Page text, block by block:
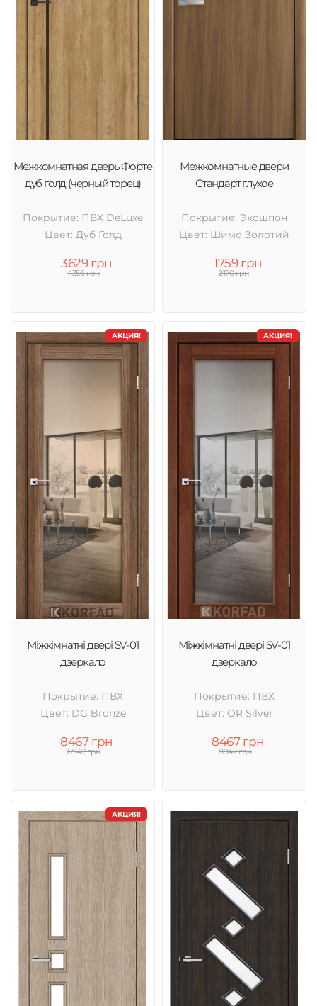
Межкомнатная дверь Форте
дуб голд (черный торец)
Покрытие: ПВХ DeLuxe
Цвет: Дуб Голд
3629 грн
4356 грн
Межкомнатные двери
Стандарт глухое
Покрытие: Экошпон
Цвет: Шимо Золотий
1759 грн
2170 грн
АКЦИЯ!
Міжкімнатні двері SV-01
дзеркало
Покрытие: ПВХ
Цвет: DG Bronze
8467 грн
8942 грн
АКЦИЯ!
Міжкімнатні двері SV-01
дзеркало
Покрытие: ПВХ
Цвет: OR Silver
8467 грн
8942 грн
АКЦИЯ!